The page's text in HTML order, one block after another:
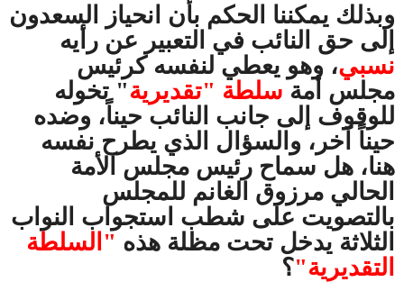
وبذلك يمكننا الحكم بأن انحياز السعدون
إلى حق النائب في التعبير عن رأيه
نسبي، وهو يعطي لنفسه كرئيس
مجلس أمة سلطة "تقديرية" تخوله
للوقوف إلى جانب النائب حيناً، وضده
حيناً آخر، والسؤال الذي يطرح نفسه
هنا، هل سماح رئيس مجلس الأمة
الحالي مرزوق الغانم للمجلس
بالتصويت على شطب استجواب النواب
الثلاثة يدخل تحت مظلة هذه "السلطة
التقديرية"؟